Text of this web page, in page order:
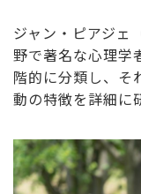
ジャン・ピアジェ
野で著名な心理学
階的に分類し、そ
動の特徴を詳細に